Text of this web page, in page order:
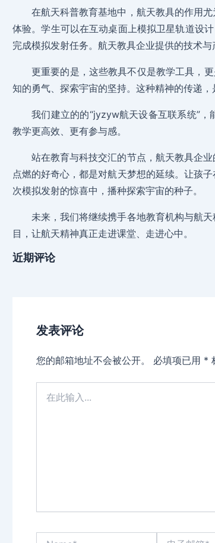
在航天科普教育基地中，航天教具的作用
体验。学生可以在互动桌面上模拟卫星轨道设
完成模拟发射任务。航天教具企业提供的技术与
更重要的是，这些教具不仅是教学工具，
知的勇气、探索宇宙的坚持。这种精神的传递，
我们建立的的“jyzyw航天设备互联系统”
教学更高效、更有参与感。
站在教育与科技交汇的节点，航天教具企
点燃的好奇心，都是对航天梦想的延续。让孩
次模拟发射的惊喜中，播种探索宇宙的种子。
未来，我们将继续携手各地教育机构与航
目，让航天精神真正走进课堂、走进心中。
近期评论
发表评论
您的邮箱地址不会被公开。 必填项已用 *